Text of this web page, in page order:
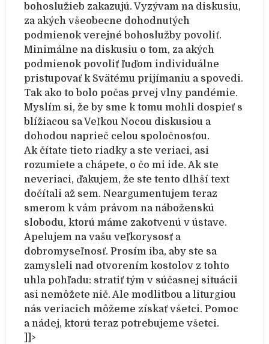
bohoslužieb zakazujú. Vyzývam na diskusiu,
za akých všeobecne dohodnutých
podmienok verejné bohoslužby povoliť.
Minimálne na diskusiu o tom, za akých
podmienok povoliť ľuďom individuálne
pristupovať k Svätému prijímaniu a spovedi.
Tak ako to bolo počas prvej vlny pandémie.
Myslím si, že by sme k tomu mohli dospieť s
blížiacou sa Veľkou Nocou diskusiou a
dohodou naprieč celou spoločnosťou.
Ak čítate tieto riadky a ste veriaci, asi
rozumiete a chápete, o čo mi ide. Ak ste
neveriaci, ďakujem, že ste tento dlhší text
dočítali až sem. Neargumentujem teraz
smerom k vám právom na náboženskú
slobodu, ktorú máme zakotvenú v ústave.
Apelujem na vašu veľkorysosť a
dobromyseľnosť. Prosím iba, aby ste sa
zamysleli nad otvorením kostolov z tohto
uhla pohľadu: stratiť tým v súčasnej situácii
asi nemôžete nič. Ale modlitbou a liturgiou
nás veriacich môžeme získať všetci. Pomoc
a nádej, ktorú teraz potrebujeme všetci.
]]>